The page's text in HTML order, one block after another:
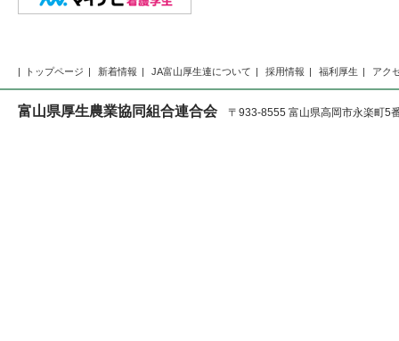
トップページ 新着情報 JA富山厚生連について 採用情報 福利厚生 アク
富山県厚生農業協同組合連合会 〒933-8555 富山県高岡市永楽町5